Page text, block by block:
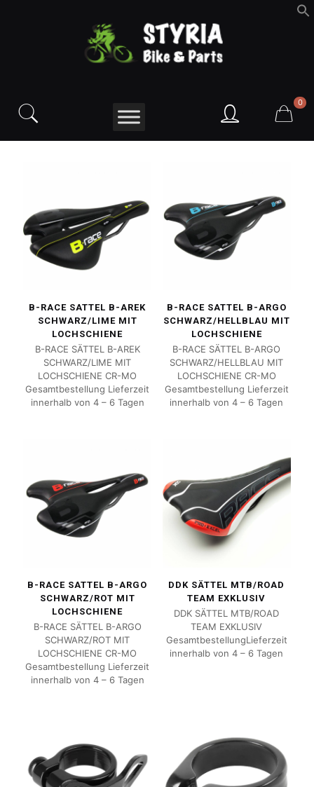
0
B-RACE SATTEL B-AREK
SCHWARZ/LIME MIT
LOCHSCHIENE
B-RACE SÄTTEL B-AREK
SCHWARZ/LIME MIT
LOCHSCHIENE CR-MO
Gesamtbestellung Lieferzeit
innerhalb von 4 – 6 Tagen
B-RACE SATTEL B-ARGO
SCHWARZ/HELLBLAU MIT
LOCHSCHIENE
B-RACE SÄTTEL B-ARGO
SCHWARZ/HELLBLAU MIT
LOCHSCHIENE CR-MO
Gesamtbestellung Lieferzeit
innerhalb von 4 – 6 Tagen
B-RACE SATTEL B-ARGO
SCHWARZ/ROT MIT
LOCHSCHIENE
B-RACE SÄTTEL B-ARGO
SCHWARZ/ROT MIT
LOCHSCHIENE CR-MO
Gesamtbestellung Lieferzeit
innerhalb von 4 – 6 Tagen
DDK SÄTTEL MTB/ROAD
TEAM EXKLUSIV
DDK SÄTTEL MTB/ROAD
TEAM EXKLUSIV
GesamtbestellungLieferzeit
innerhalb von 4 – 6 Tagen